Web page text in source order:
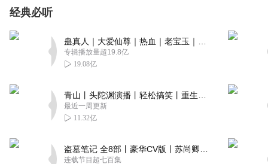
不过，假如天赋与阅历未能形诸文字从而引发共鸣的话，它们
创作技巧教会你如何与读者建立联系，让他们沉浸于你的故事
让读者魂不守舍的东西到底是什么呢？
——麻烦缠身的人物。
至于麻烦属于哪个类型并无关紧要，只要对故事中的人物命运
至关重要就行了。读者会说：一本小说让他落入情节的“陷阱”而寝食
难安。其实，他说的是小说中的人物摊上了麻烦，而读者则急于了
解接下来到底发生了什么。
阿尔弗雷德·希区柯克曾这样说过：伟大的故事就是活生生的人
经典必听
专辑播放量超19.8亿
19.08亿
最近一周更新
11.32亿
连载节目超七百集